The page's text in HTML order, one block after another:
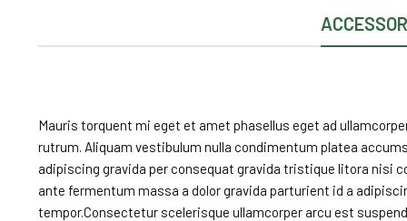
Mauris torquent mi eget et amet phasellus eget ad
rutrum. Aliquam vestibulum nulla condimentum platea
adipiscing gravida per consequat gravida tristique litora nisi
ante fermentum massa a dolor gravida parturient id a
tempor.Consectetur scelerisque ullamcorper arcu est